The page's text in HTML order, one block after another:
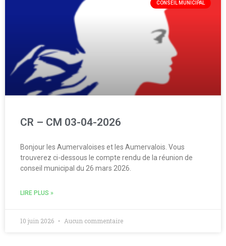
CONSEIL MUNICIPAL
CR – CM 03-04-2026
Bonjour les Aumervaloises et les Aumervalois. Vous
trouverez ci-dessous le compte rendu de la réunion de
conseil municipal du 26 mars 2026.
LIRE PLUS »
10 juin 2026 Aucun commentaire